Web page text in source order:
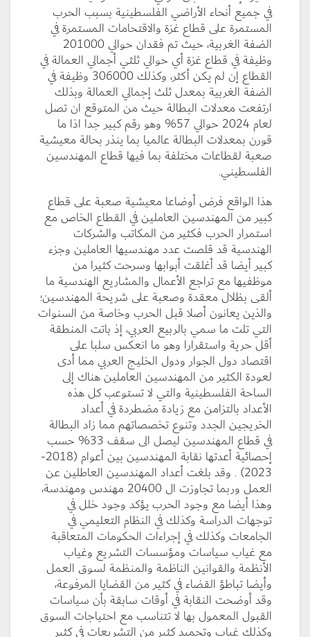
في جميع أنحاء الأراضي الفلسطينية بسبب الحرب
المستمرة على قطاع غزة والاقتحامات المستمرة في
الضفة الغربية، حيث تم فقدان حوالي 201000
وظيفة في قطاع غزة أي حوالي ثلثي أجمالي العمالة في
القطاع إن لم يكن أكثر، وكذلك 306000 وظيفة في
الضفة الغربية بمعدل ثلث إجمالي العمالة وبذلك
ارتفعت معدلات البطالة حيث من المتوقع ان تصل
لعام 2024 حوالي 57% وهو رقم كبير جدا اذا ما
قورن بمعدلات البطالة عالميا بما ينذر بحالة معيشية
صعبة لقطاعات مختلفة بما فيها قطاع المهندسين
الفلسطيني.
هذا الواقع فرض أوضاعا معيشية صعبة على قطاع
كبير من المهندسين العاملين في القطاع الخاص مع
استمرار الحرب فكثير من المكاتب والشركات
الهندسية قد قلصت عدد مهندسيها العاملين وجزء
كبير أيضا قد أغلقت أبوابها وسرحت كثيرا من
موظفيها مع تراجع الأعمال والمشاريع الهندسية ما
ألقى بظلال معقدة وصعبة على شريحة المهندسين؛
والذين يعانون أصلا قبل الحرب وخاصة من السنوات
التي تلت ما سمي بالربيع العربي، إذ باتت المنطقة
أقل حرية واستقرارا وهو ما انعكس سلبا على
اقتصاد دول الجوار ودول الخليج العربي مما أدى
لعودة الكثير من المهندسين العاملين هناك إلى
الساحة الفلسطينية والتي لا تستوعب كل هذه
الأعداد بالتزامن مع زيادة مضطردة في أعداد
الخريجين الجدد وتنوع تخصصاتهم مما زاد البطالة
في قطاع المهندسين ليصل الى سقف 33% حسب
إحصائية أعدتها نقابة المهندسين بين أعوام (2018-
2023) . وقد بلغت أعداد المهندسين العاطلين عن
العمل وربما تجاوزت ال 20400 مهندس ومهندسة،
وهذا أيضا مع وجود الحرب يؤكد وجود خلل في
توجهات الدراسة وكذلك في النظام التعليمي في
الجامعات وكذلك في إجراءات الحكومات المتعاقبة
مع غياب سياسات ومؤسسات التشريع وغياب
الأنظمة والقوانين الناظمة والمنظمة لسوق العمل
وأيضا تباطؤ القضاء في كثير من القضايا المرفوعة،
وقد أوضحت النقابة في أوقات سابقة بأن سياسات
القبول المعمول بها لا تتناسب مع احتياجات السوق
وكذلك غياب وتجميد كثير من التشريعات في كثير